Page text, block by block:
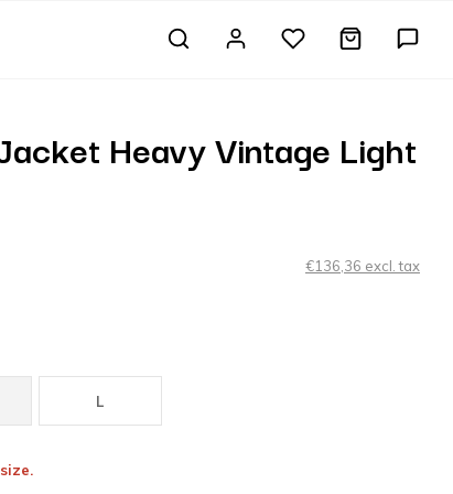
Heavy Vintage Light
€136,36 excl. tax
L